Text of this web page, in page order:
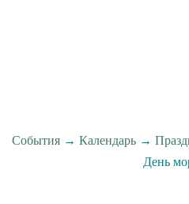
События→ Календарь→
День